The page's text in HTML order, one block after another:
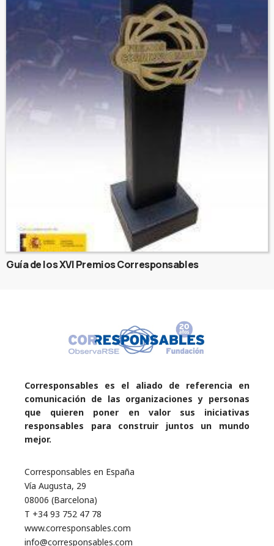
Guía de los XVI Premios Corresponsables
Corresponsables es el aliado de referencia en
comunicación de las organizaciones y personas
que quieren poner en valor sus iniciativas
responsables para construir juntos un mundo
mejor.
Corresponsables en España
Vía Augusta, 29
08006 (Barcelona)
T +34 93 752 47 78
www.corresponsables.com
info@corresponsables.com